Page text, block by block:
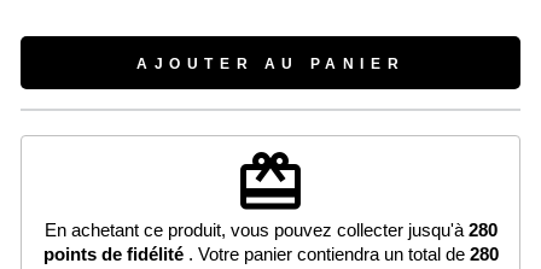
AJOUTER AU PANIER
redeem
En achetant ce produit, vous pouvez collecter jusqu'à 280
points de fidélité. Votre panier contiendra un total de 280